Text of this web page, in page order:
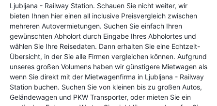
Ljubljana - Railway Station. Schauen Sie nicht weiter, wir
bieten Ihnen hier einen all inclusive Preisvergleich zwischen
mehreren Autovermietungen. Suchen Sie einfach Ihren
gewünschten Abholort durch Eingabe Ihres Abholortes und
wählen Sie Ihre Reisedaten. Dann erhalten Sie eine Echtzeit-
Übersicht, in der Sie alle Firmen vergleichen können. Aufgrund
unseres großen Volumens haben wir günstigere Mietwagen als
wenn Sie direkt mit der Mietwagenfirma in Ljubljana - Railway
Station buchen. Suchen Sie von kleinen bis zu großen Autos,
Geländewagen und PKW Transporter, oder mieten Sie ein